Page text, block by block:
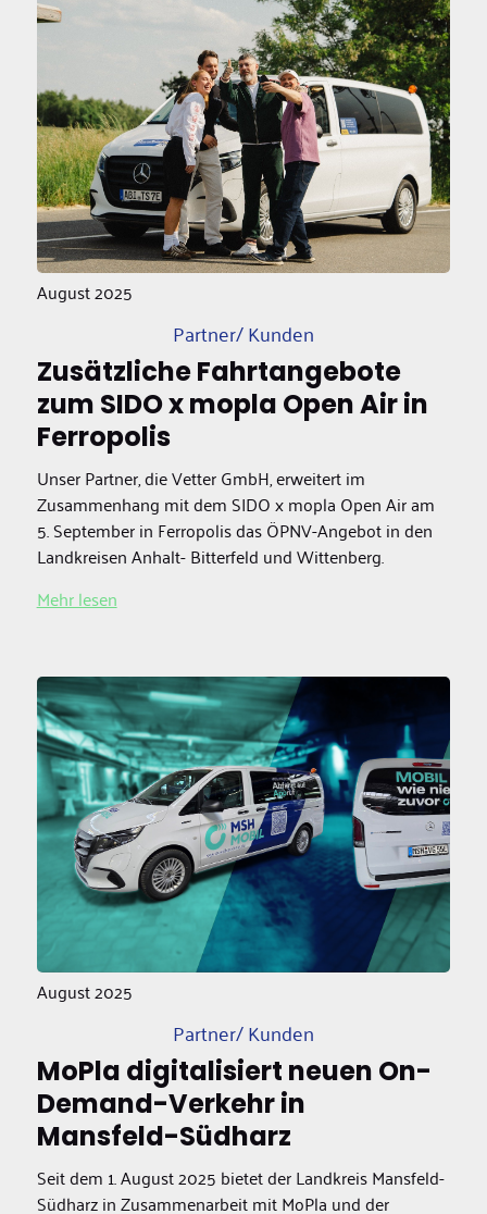
August 2025
Partner/ Kunden
Zusätzliche Fahrtangebote
zum SIDO x mopla Open Air in
Ferropolis
Unser Partner, die Vetter GmbH, erweitert im
Zusammenhang mit dem SIDO x mopla Open Air am
5. September in Ferropolis das ÖPNV-Angebot in den
Landkreisen Anhalt- Bitterfeld und Wittenberg.
Mehr lesen
August 2025
Partner/ Kunden
MoPla digitalisiert neuen On-
Demand-Verkehr in
Mansfeld-Südharz
Seit dem 1. August 2025 bietet der Landkreis Mansfeld-
Südharz in Zusammenarbeit mit MoPla und der